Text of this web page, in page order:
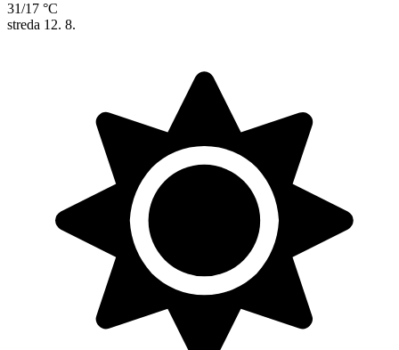
31/17 °C
streda 12. 8.